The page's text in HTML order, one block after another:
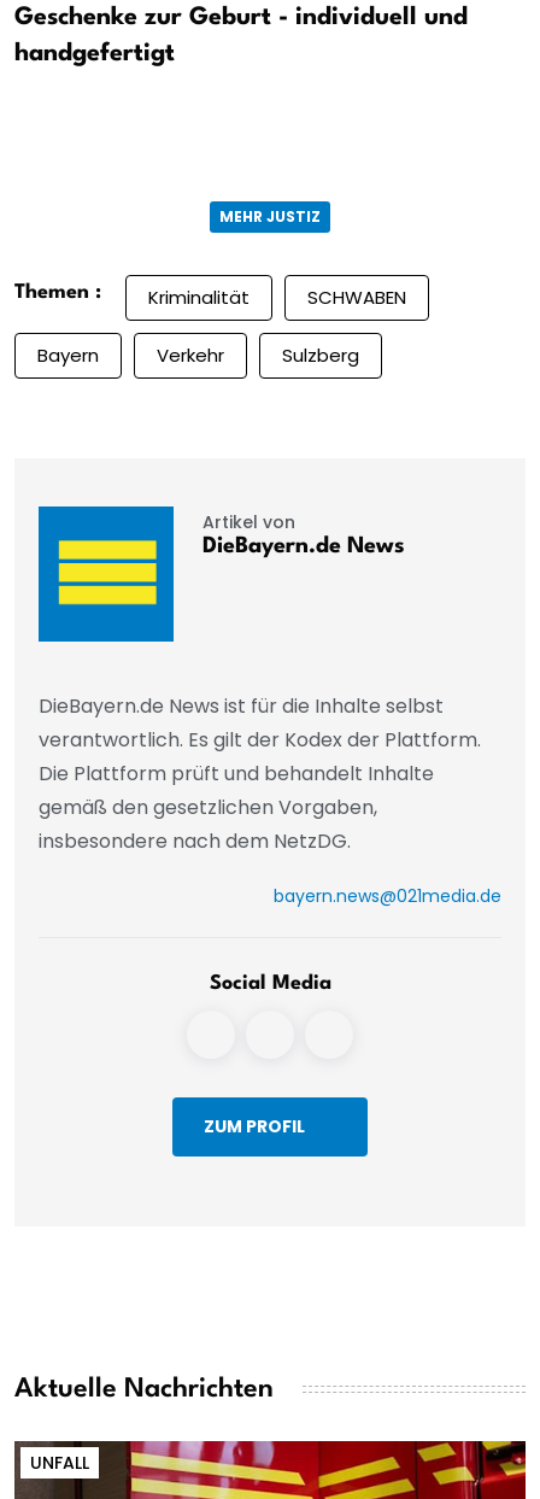
Geschenke zur Geburt - individuell und
handgefertigt
MEHR JUSTIZ
Themen : Kriminalität SCHWABEN
Bayern Verkehr Sulzberg
Artikel von
DieBayern.de News
DieBayern.de News ist für die Inhalte selbst
verantwortlich. Es gilt der Kodex der Plattform.
Die Plattform prüft und behandelt Inhalte
gemäß den gesetzlichen Vorgaben,
insbesondere nach dem NetzDG.
bayern.news@021media.de
Social Media
ZUM PROFIL
Aktuelle Nachrichten
UNFALL